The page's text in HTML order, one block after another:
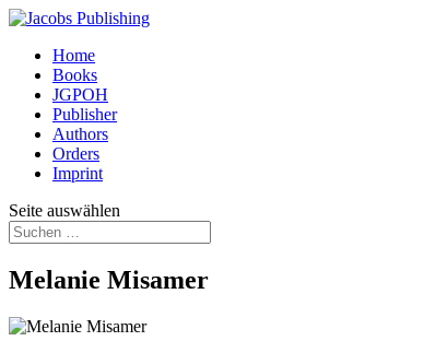
Home
Books
JGPOH
Publisher
Authors
Orders
Imprint
Seite auswählen
Melanie Misamer